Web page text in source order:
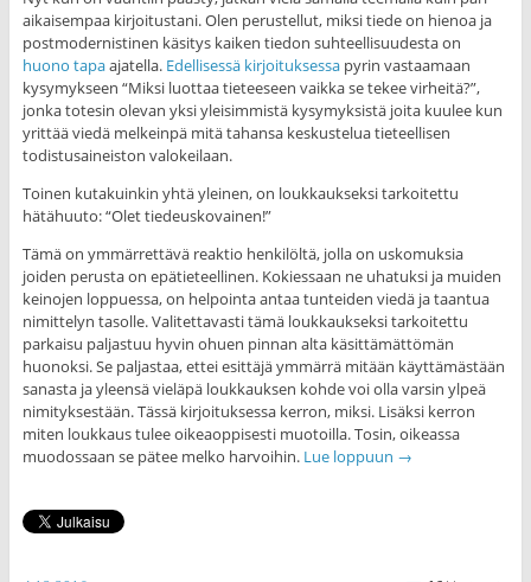
aikaisempaa kirjoitustani. Olen perustellut, miksi tiede on hienoa ja
postmodernistinen käsitys kaiken tiedon suhteellisuudesta on
huono tapaajatella. Edellisessä kirjoituksessapyrin vastaamaan
kysymykseen “Miksi luottaa tieteeseen vaikka se tekee virheitä?”,
jonka totesin olevan yksi yleisimmistä kysymyksistä joita kuulee kun
yrittää viedä melkeinpä mitä tahansa keskustelua tieteellisen
todistusaineiston valokeilaan.
Toinen kutakuinkin yhtä yleinen, on loukkaukseksi tarkoitettu
hätähuuto: “Olet tiedeuskovainen!”
Tämä on ymmärrettävä reaktio henkilöltä, jolla on uskomuksia
joiden perusta on epätieteellinen. Kokiessaan ne uhatuksi ja muiden
keinojen loppuessa, on helpointa antaa tunteiden viedä ja taantua
nimittelyn tasolle. Valitettavasti tämä loukkaukseksi tarkoitettu
parkaisu paljastuu hyvin ohuen pinnan alta käsittämättömän
huonoksi. Se paljastaa, ettei esittäjä ymmärrä mitään käyttämästään
sanasta ja yleensä vieläpä loukkauksen kohde voi olla varsin ylpeä
nimityksestään. Tässä kirjoituksessa kerron, miksi. Lisäksi kerron
miten loukkaus tulee oikeaoppisesti muotoilla. Tosin, oikeassa
muodossaan se pätee melko harvoihin. Lue loppuun →